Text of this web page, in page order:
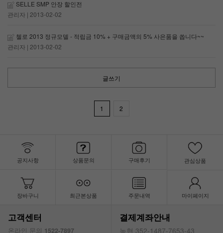
SELLE SMP 안장 할인전
관리자 | 2013-02-02
첼로 2013 정규모델 - 적립금 10% + 구매금액의 5% 사은품을 쏩니다~~
관리자 | 2013-02-02
글쓰기
1 2
공지사항 상품문의 구매후기 관심상품
장바구니 최근본상품 주문내역 마이페이지
고객센터
온라인 문의 1522-7897
결제계좌안내
농협 352-1487-7653-43